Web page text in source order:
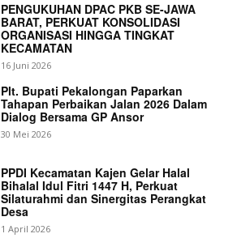
PENGUKUHAN DPAC PKB SE-JAWA
BARAT, PERKUAT KONSOLIDASI
ORGANISASI HINGGA TINGKAT
KECAMATAN
16 Juni 2026
Plt. Bupati Pekalongan Paparkan
Tahapan Perbaikan Jalan 2026 Dalam
Dialog Bersama GP Ansor
30 Mei 2026
PPDI Kecamatan Kajen Gelar Halal
Bihalal Idul Fitri 1447 H, Perkuat
Silaturahmi dan Sinergitas Perangkat
Desa
1 April 2026